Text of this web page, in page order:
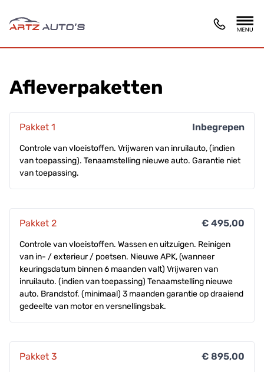
Afleverpaketten
Pakket 1 Inbegrepen
Controle van vloeistoffen. Vrijwaren van inruilauto, (indien
van toepassing). Tenaamstelling nieuwe auto. Garantie niet
van toepassing.
Pakket 2 € 495,00
Controle van vloeistoffen. Wassen en uitzuigen. Reinigen
van in- / exterieur / poetsen. Nieuwe APK, (wanneer
keuringsdatum binnen 6 maanden valt) Vrijwaren van
inruilauto. (indien van toepassing) Tenaamstelling nieuwe
auto. Brandstof. (minimaal) 3 maanden garantie op draaiend
gedeelte van motor en versnellingsbak.
Pakket 3 € 895,00